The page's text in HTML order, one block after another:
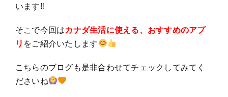
います‼
そこで今回はカナダ生活に使える、おすすめのアプ
リ をご紹介いたします
こちらのブログも是非合わせてチェックしてみてく
ださいね